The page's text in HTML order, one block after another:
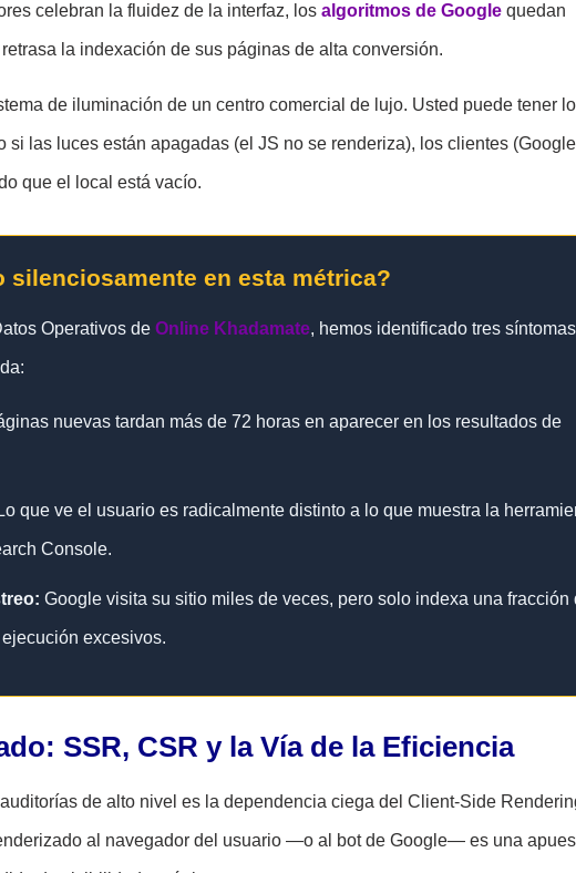
celebran la fluidez de la interfaz, los algoritmos de Googlequedan
la indexación de sus páginas de alta conversión.
de iluminación de un centro comercial de lujo. Usted puede tener
si las luces están apagadas (el JS no se renderiza), los clientes
que el local está vacío.
silenciosamente en esta métrica?
Operativos de Online Khadamate, hemos identificado tres síntomas
nuevas tardan más de 72 horas en aparecer en los resultados de
Lo que ve el usuario es radicalmente distinto a lo que muestra la
Console.
Google visita su sitio miles de veces, pero solo indexa una fracción
excesivos.
SSR, CSR y la Vía de la Eficiencia
de alto nivel es la dependencia ciega del Client-Side
al navegador del usuario —o al bot de Google— es una